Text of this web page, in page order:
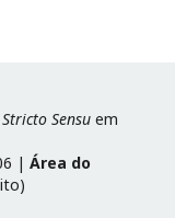
Stricto Sensu em
| Área do